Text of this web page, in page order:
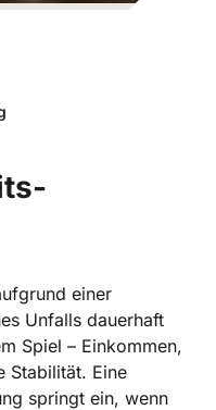
einer
Unfalls dauerhaft
Spiel – Einkommen,
Stabilität. Eine
springt ein, wenn